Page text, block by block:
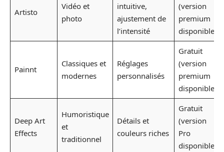
Artisto
Vidéo et
photo
intuitive,
ajustement de
l’intensité
(version
premium
disponible)
Painnt
Classiques et
modernes
Réglages
personnalisés
Gratuit
(version
premium
disponible)
Deep Art
Effects
Humoristique
et
traditionnel
Détails et
couleurs riches
Gratuit
(version
Pro
disponible)